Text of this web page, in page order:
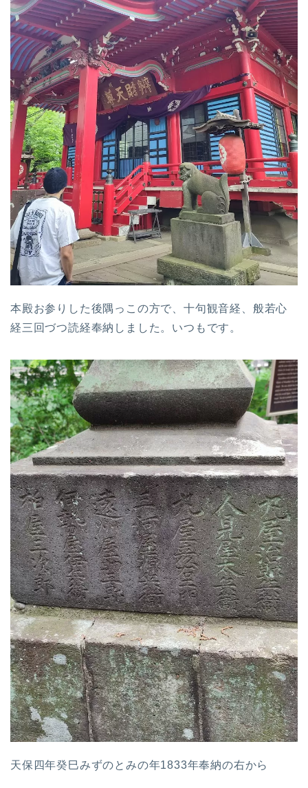
本殿お参りした後隅っこの方で、十句観音経、般若心
経三回づつ読経奉納しました。いつもです。
天保四年癸巳みずのとみの年1833年奉納の右から